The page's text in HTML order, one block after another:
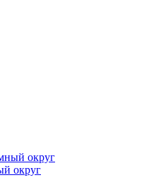
округ
округ